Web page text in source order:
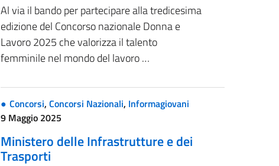
Al via il bando per partecipare alla tredicesima
edizione del Concorso nazionale Donna e
Lavoro 2025 che valorizza il talento
femminile nel mondo del lavoro …
Concorsi,Concorsi Nazionali, Informagiovani
9 Maggio 2025
Ministero delle Infrastrutture e dei
Trasporti